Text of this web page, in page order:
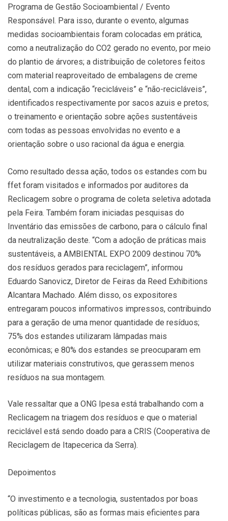
Programa de Gestão Socioambiental / Evento
Responsável. Para isso, durante o evento, algumas
medidas socioambientais foram colocadas em prática,
como a neutralização do CO2 gerado no evento, por meio
do plantio de árvores; a distribuição de coletores feitos
com material reaproveitado de embalagens de creme
dental, com a indicação “recicláveis” e “não-recicláveis”,
identificados respectivamente por sacos azuis e pretos;
o treinamento e orientação sobre ações sustentáveis
com todas as pessoas envolvidas no evento e a
orientação sobre o uso racional da água e energia.
Como resultado dessa ação, todos os estandes com bu
ffet foram visitados e informados por auditores da
Reclicagem sobre o programa de coleta seletiva adotada
pela Feira. Também foram iniciadas pesquisas do
Inventário das emissões de carbono, para o cálculo final
da neutralização deste. “Com a adoção de práticas mais
sustentáveis, a AMBIENTAL EXPO 2009 destinou 70%
dos resíduos gerados para reciclagem”, informou
Eduardo Sanovicz, Diretor de Feiras da Reed Exhibitions
Alcantara Machado. Além disso, os expositores
entregaram poucos informativos impressos, contribuindo
para a geração de uma menor quantidade de resíduos;
75% dos estandes utilizaram lâmpadas mais
econômicas; e 80% dos estandes se preocuparam em
utilizar materiais construtivos, que gerassem menos
resíduos na sua montagem.
Vale ressaltar que a ONG Ipesa está trabalhando com a
Reclicagem na triagem dos resíduos e que o material
reciclável está sendo doado para a CRIS (Cooperativa de
Reciclagem de Itapecerica da Serra).
Depoimentos
“O investimento e a tecnologia, sustentados por boas
políticas públicas, são as formas mais eficientes para